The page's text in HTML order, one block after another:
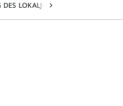
DES LOKALJOURNALISMUS